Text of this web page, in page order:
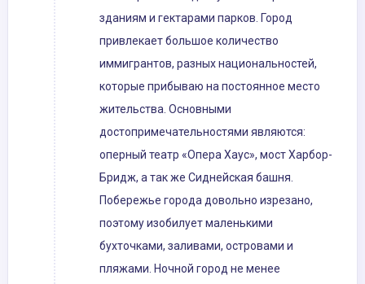
зданиям и гектарами парков. Город
привлекает большое количество
иммигрантов, разных национальностей,
которые прибываю на постоянное место
жительства. Основными
достопримечательностями являются:
оперный театр «Опера Хаус», мост Харбор-
Бридж, а так же Сиднейская башня.
Побережье города довольно изрезано,
поэтому изобилует маленькими
бухточками, заливами, островами и
пляжами. Ночной город не менее